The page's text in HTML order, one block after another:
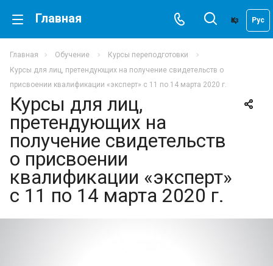
Главная Қаз Рус
Главная Обучение
Курсы переподготовки
Курсы для лиц, претендующих на получение свидетельств о
присвоении квалификации «эксперт» с 11 по 14 марта 2020 г.
Курсы для лиц,
претендующих на
получение свидетельств
о присвоении
квалификации «эксперт»
с 11 по 14 марта 2020 г.